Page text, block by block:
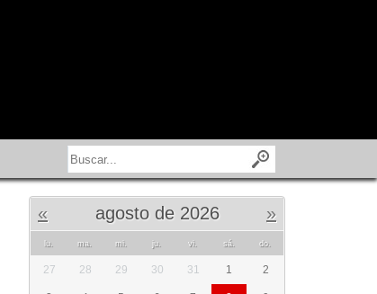
« agosto de 2026 »
lu. ma. mi. ju. vi. sá. do.
27 28 29 30 31 1 2